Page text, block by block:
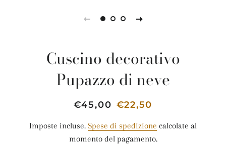
Cuscino decorativo
Pupazzo di neve
Prezzo
listino
€45,00 Prezzo
€22,50
Imposte incluse. Spese di spedizione calcolate al
momento del pagamento.